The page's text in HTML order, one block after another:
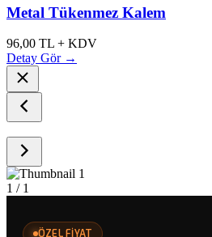
Metal Tükenmez Kalem
96,00 TL + KDV
Detay Gör →
1 / 1
ÖZEL FİYAT